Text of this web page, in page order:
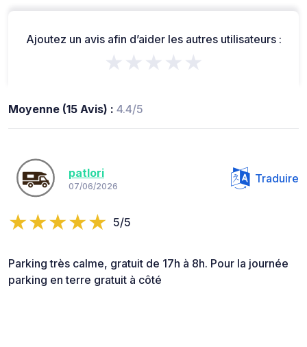
Ajoutez un avis afin d’aider les autres utilisateurs :
★★★★★
Moyenne (15 Avis) : 4.4/5
patlori
07/06/2026
Traduire
5/5
Parking très calme, gratuit de 17h à 8h. Pour la journée
parking en terre gratuit à côté